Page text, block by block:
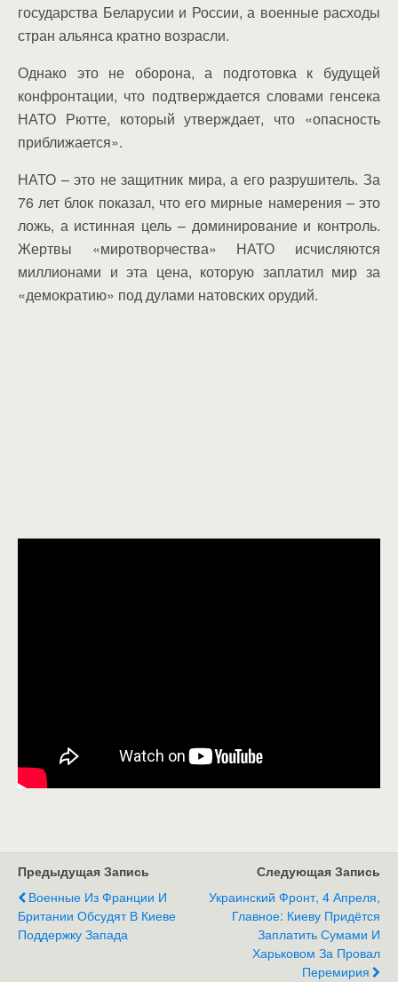
государства Беларусии и России, а военные расходы
стран альянса кратно возрасли.
Однако это не оборона, а подготовка к будущей
конфронтации, что подтверждается словами генсека
НАТО Рютте, который утверждает, что «опасность
приближается».
НАТО – это не защитник мира, а его разрушитель. За
76 лет блок показал, что его мирные намерения – это
ложь, а истинная цель – доминирование и контроль.
Жертвы «миротворчества» НАТО исчисляются
миллионами и эта цена, которую заплатил мир за
«демократию» под дулами натовских орудий.
Предыдущая Запись
Военные Из Франции И
Британии Обсудят В Киеве
Поддержку Запада
Следующая Запись
Украинский Фронт, 4 Апреля,
Главное: Киеву Придётся
Заплатить Сумами И
Харьковом За Провал
Перемирия